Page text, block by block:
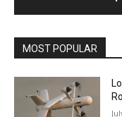
MOST POPULAR